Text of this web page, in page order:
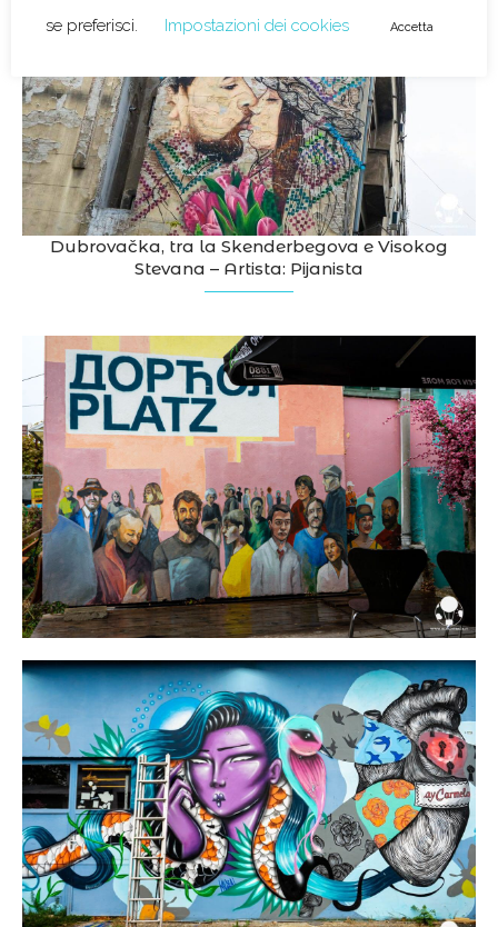
Dubrovačka, tra la Skenderbegova e Visokog
Stevana – Artista: Pijanista